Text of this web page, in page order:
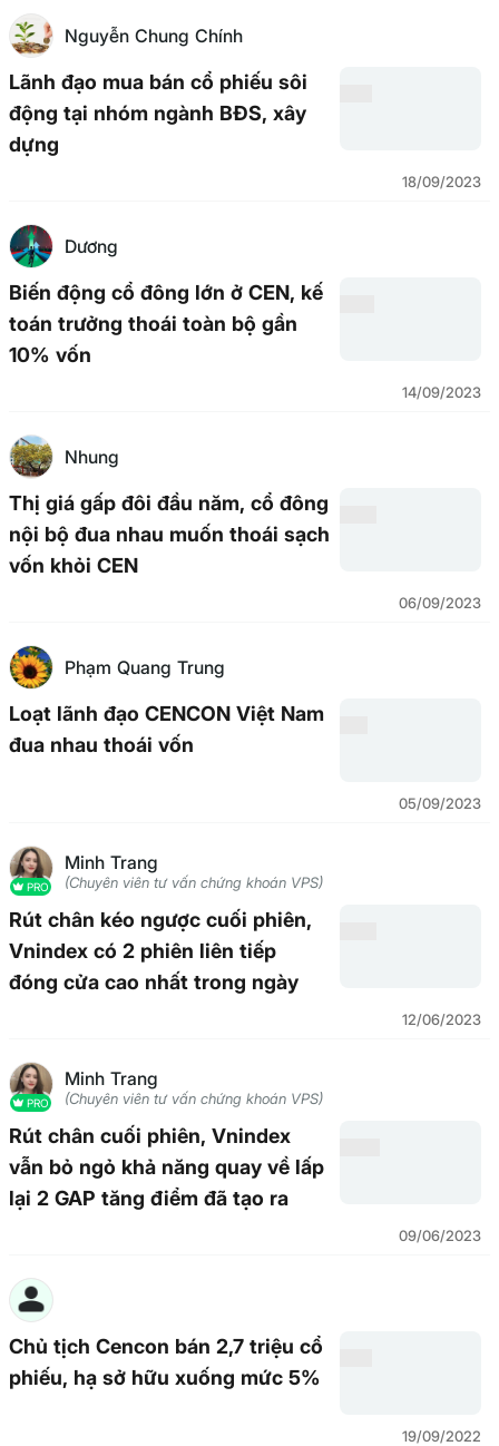
Nguyễn Chung Chính
Lãnh đạo mua bán cổ phiếu sôi
động tại nhóm ngành BĐS, xây
dựng
18/09/2023
Dương
Biến động cổ đông lớn ở CEN, kế
toán trưởng thoái toàn bộ gần
10% vốn
14/09/2023
Nhung
Thị giá gấp đôi đầu năm, cổ đông
nội bộ đua nhau muốn thoái sạch
vốn khỏi CEN
06/09/2023
Phạm Quang Trung
Loạt lãnh đạo CENCON Việt Nam
đua nhau thoái vốn
05/09/2023
PRO
Minh Trang
(Chuyên viên tư vấn chứng khoán VPS)
Rút chân kéo ngược cuối phiên,
Vnindex có 2 phiên liên tiếp
đóng cửa cao nhất trong ngày
12/06/2023
PRO
Minh Trang
(Chuyên viên tư vấn chứng khoán VPS)
Rút chân cuối phiên, Vnindex
vẫn bỏ ngỏ khả năng quay về lấp
lại 2 GAP tăng điểm đã tạo ra
09/06/2023
Chủ tịch Cencon bán 2,7 triệu cổ
phiếu, hạ sở hữu xuống mức 5%
19/09/2022